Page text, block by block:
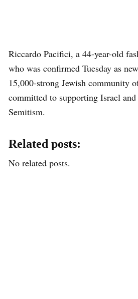
Riccardo Pacifici, a 44-year-old
who was confirmed Tuesday as
15,000-strong Jewish community
committed to supporting Israel
Semitism.
Related posts:
No related posts.